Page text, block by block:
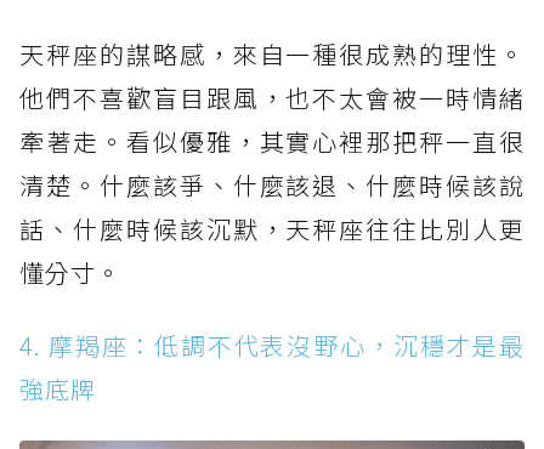
天秤座的謀略感，來自一種很成熟的理性。
他們不喜歡盲目跟風，也不太會被一時情緒
牽著走。看似優雅，其實心裡那把秤一直很
清楚。什麼該爭、什麼該退、什麼時候該說
話、什麼時候該沉默，天秤座往往比別人更
懂分寸。
4. 摩羯座：低調不代表沒野心，沉穩才是最
強底牌